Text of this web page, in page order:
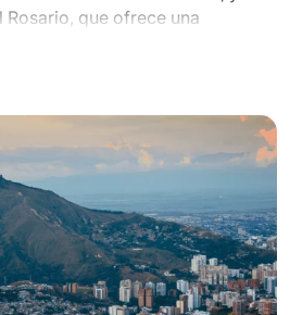
que ofrece una
un magnífico ejemplo de arte
espejos.
local en el camino.
hotelBH BICENTENARIO *** o